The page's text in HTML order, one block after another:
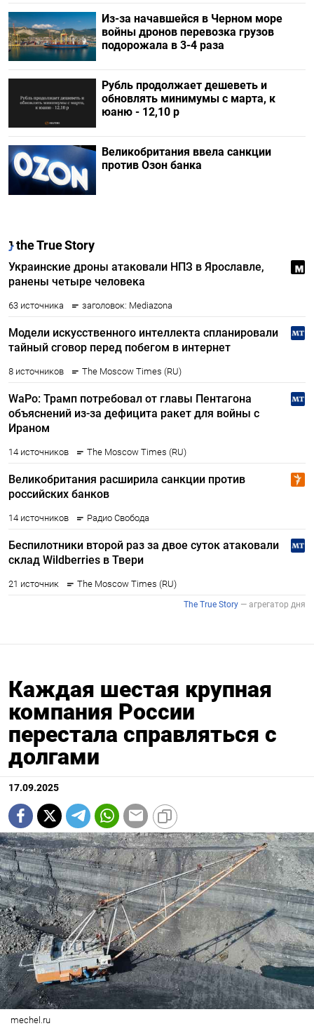
Из-за начавшейся в Черном море
войны дронов перевозка грузов
подорожала в 3-4 раза
Рубль продолжает дешеветь и
обновлять минимумы с марта, к
юаню - 12,10 р
Великобритания ввела санкции
против Озон банка
Каждая шестая крупная
компания России
перестала справляться с
долгами
17.09.2025
mechel.ru